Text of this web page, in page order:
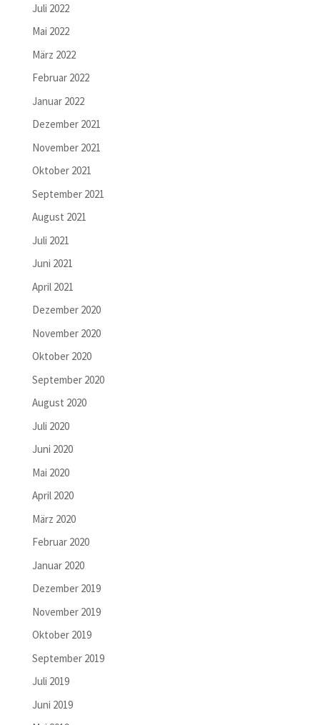
Juli 2022
Mai 2022
März 2022
Februar 2022
Januar 2022
Dezember 2021
November 2021
Oktober 2021
September 2021
August 2021
Juli 2021
Juni 2021
April 2021
Dezember 2020
November 2020
Oktober 2020
September 2020
August 2020
Juli 2020
Juni 2020
Mai 2020
April 2020
März 2020
Februar 2020
Januar 2020
Dezember 2019
November 2019
Oktober 2019
September 2019
Juli 2019
Juni 2019